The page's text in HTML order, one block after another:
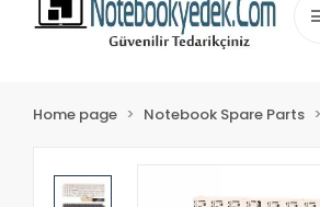
Home page Notebook Spare Parts